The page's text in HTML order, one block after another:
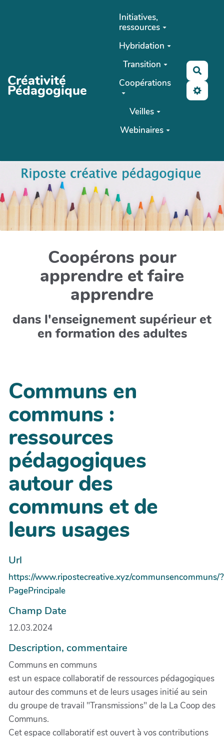
Créativité
Pédagogique
Initiatives,
ressources
Hybridation
Transition
Coopérations
Veilles
Webinaires
Coopérons pour
apprendre et faire
apprendre
dans l'enseignement supérieur et
en formation des adultes
Communs en
communs :
ressources
pédagogiques
autour des
communs et de
leurs usages
Url
https://www.ripostecreative.xyz/communsencommuns/?
PagePrincipale
Champ Date
12.03.2024
Description, commentaire
Communs en communs
est un espace collaboratif de ressources pédagogiques
autour des communs et de leurs usages initié au sein
du groupe de travail "Transmissions" de la La Coop des
Communs.
Cet espace collaboratif est ouvert à vos contributions